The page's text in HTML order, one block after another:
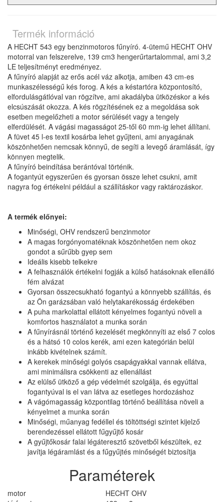
Termék információ
A HECHT 543 egy benzinmotoros fűnyíró. 4-ütemű HECHT OHV
motorral van felszerelve, 139 cm3 hengerűrtartalommal, ami 3,2
LE teljesítményt eredményez.
A fűnyíró alapját az erős acél váz alkotja, amiben 43 cm-es
munkaszélességű kés forog. A kés a késtartóra központosító,
elfordulásgátlóval van rögzítve, ami akadályba ütközéskor a kés
elcsúszását okozza. A kés rögzítésének ez a megoldása sok
esetben megelőzheti a motor sérülését vagy a tengely
elferdülését. A vágási magasságot 25-től 60 mm-ig lehet állítani.
A füvet 45 l-es textil kosárba lehet gyűjteni, ami anyagának
köszönhetően nemcsak könnyű, de segíti a levegő áramlását, így
könnyen megtelik.
A fűnyíró beindítása berántóval történik.
A fogantyút egyszerűen és gyorsan össze lehet csukni, amit
nagyra fog értékelni például a szállításkor vagy raktározáskor.
A termék előnyei:
Minőségi, OHV rendszerű benzinmotor
A magas forgónyomatéknak köszönhetően nem okoz
gondot a sűrűbb gyep sem
Ideális kisebb telkekre
A felhasználók értékelni fogják a külső hatásoknak ellenálló
fém alvázat
Gyorsan összecsukható fogantyú a könnyebb szállítás, és
az Ön garázsában való helytakarékosság érdekében
A puha markolattal ellátott kényelmes fogantyú növeli a
komfortos használatot a munka során
A fűnyírásnál történő kezelését megkönnyíti az első 7 colos
és a hátsó 10 colos kerék, ami ezen kategórián belül
inkább kivételnek számít.
A kerekek minőségi golyós csapágyakkal vannak ellátva,
ami minimálisra csökkenti az ellenállást
Az elülső ütköző a gép védelmét szolgálja, és egyúttal
fogantyúval is el van látva az esetleges hordozáshoz
A vágómagasság központilag történő beállítása növeli a
kényelmet a munka során
Minőségi, műanyag fedéllel és töltöttségi szintet kijelző
berendezéssel ellátott fűgyűjtő kosár
A gyűjtőkosár falai légáteresztő szövetből készültek, ez
javítja légáramlást és a fűgyűjtés minőségét biztosítja
Paraméterek
motor
HECHT OHV